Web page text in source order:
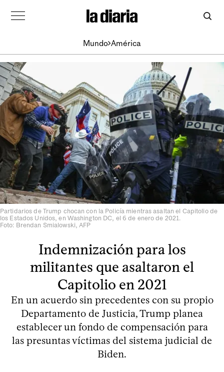
Mundo América
Partidarios de Trump chocan con la Policía mientras asaltan el Capitolio de
los Estados Unidos, en Washington DC, el 6 de enero de 2021.
Foto: Brendan Smialowski, AFP
Indemnización para los
militantes que asaltaron el
Capitolio en 2021
En un acuerdo sin precedentes con su propio
Departamento de Justicia, Trump planea
establecer un fondo de compensación para
las presuntas víctimas del sistema judicial de
Biden.